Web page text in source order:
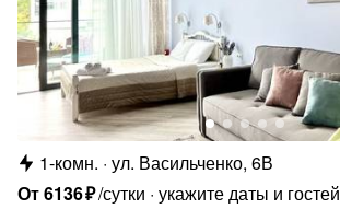
1-комн. ул. Васильченко, 6В
От6136₽/сутки укажите даты и гостей